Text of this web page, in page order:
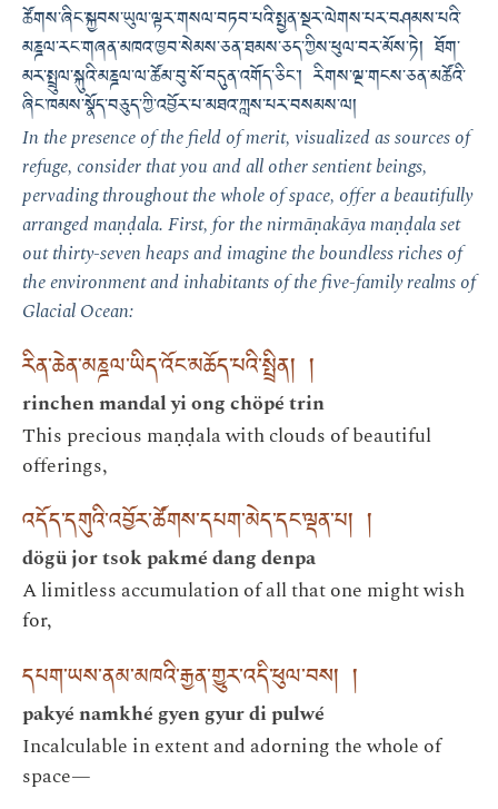
ཚོགས་ཞིང་སྐྱབས་ཡུལ་ལྟར་གསལ་བཏབ་པའི་སྤྱན་སྔར་ལེགས་པར་བཤམས་པའི་
མཎྜལ་རང་གཞན་མཁའ་ཁྱབ་སེམས་ཅན་ཐམས་ཅད་ཀྱིས་ཕུལ་བར་མོས་ཏེ། ཐོག་
མར་སྤྲུལ་སྐུའི་མཎྜལ་ལ་ཚོམ་བུ་སོ་བདུན་འགོད་ཅིང་། རིགས་ལྔ་གངས་ཅན་མཚོའི་
ཞིང་ཁམས་སྣོད་བཅུད་ཀྱི་འབྱོར་པ་མཐའ་ཀླས་པར་བསམས་ལ།
In the presence of the field of merit, visualized as sources of
refuge, consider that you and all other sentient beings,
pervading throughout the whole of space, offer a beautifully
arranged maṇḍala. First, for the nirmāṇakāya maṇḍala set
out thirty-seven heaps and imagine the boundless riches of
the environment and inhabitants of the five-family realms of
Glacial Ocean:
རིན་ཆེན་མཎྜལ་ཡིད་འོང་མཆོད་པའི་སྤྲིན། །
rinchen mandal yi ong chöpé trin
This precious maṇḍala with clouds of beautiful
offerings,
འདོད་དགུའི་འབྱོར་ཚོགས་དཔག་མེད་དང་ལྡན་པ། །
dögü jor tsok pakmé dang denpa
A limitless accumulation of all that one might wish
for,
དཔག་ཡས་ནམ་མཁའི་རྒྱན་གྱུར་འདི་ཕུལ་བས། །
pakyé namkhé gyen gyur di pulwé
Incalculable in extent and adorning the whole of
space—